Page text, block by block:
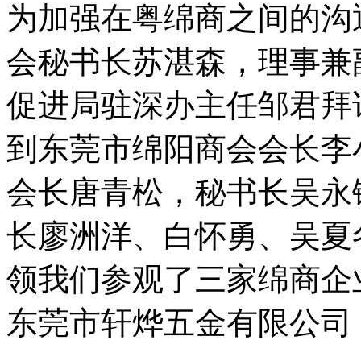
为加强在粤绵商之间的
会秘书长苏湛森，理事
促进局驻深办主任邹君
到东莞市绵阳商会会长
会长唐青松，秘书长吴
长廖洲洋、白怀勇、吴
领我们参观了三家绵商
东莞市轩烨五金有限公